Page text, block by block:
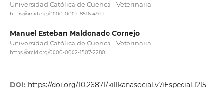
Universidad Católica de Cuenca - Veterinaria
https://orcid.org/0000-0002-8516-4922
Manuel Esteban Maldonado Cornejo
Universidad Católica de Cuenca - Veterinaria
https://orcid.org/0000-0002-1507-2280
DOI: https://doi.org/10.26871/killkanasocial.v7iEspecial.1215